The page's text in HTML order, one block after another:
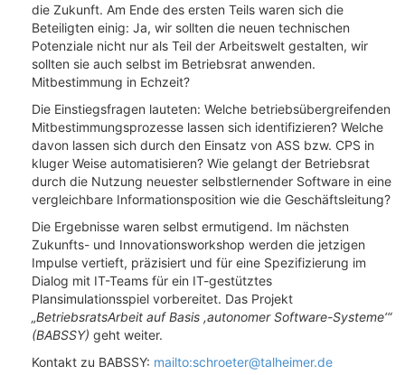
die Zukunft. Am Ende des ersten Teils waren sich die
Beteiligten einig: Ja, wir sollten die neuen technischen
Potenziale nicht nur als Teil der Arbeitswelt gestalten, wir
sollten sie auch selbst im Betriebsrat anwenden.
Mitbestimmung in Echzeit?
Die Einstiegsfragen lauteten: Welche betriebsübergreifenden
Mitbestimmungsprozesse lassen sich identifizieren? Welche
davon lassen sich durch den Einsatz von ASS bzw. CPS in
kluger Weise automatisieren? Wie gelangt der Betriebsrat
durch die Nutzung neuester selbstlernender Software in eine
vergleichbare Informationsposition wie die Geschäftsleitung?
Die Ergebnisse waren selbst ermutigend. Im nächsten
Zukunfts- und Innovationsworkshop werden die jetzigen
Impulse vertieft, präzisiert und für eine Spezifizierung im
Dialog mit IT-Teams für ein IT-gestütztes
Plansimulationsspiel vorbereitet. Das Projekt
„BetriebsratsArbeit auf Basis ,autonomer Software-Systeme‘“
(BABSSY) geht weiter.
Kontakt zu BABSSY: mailto:schroeter@talheimer.de